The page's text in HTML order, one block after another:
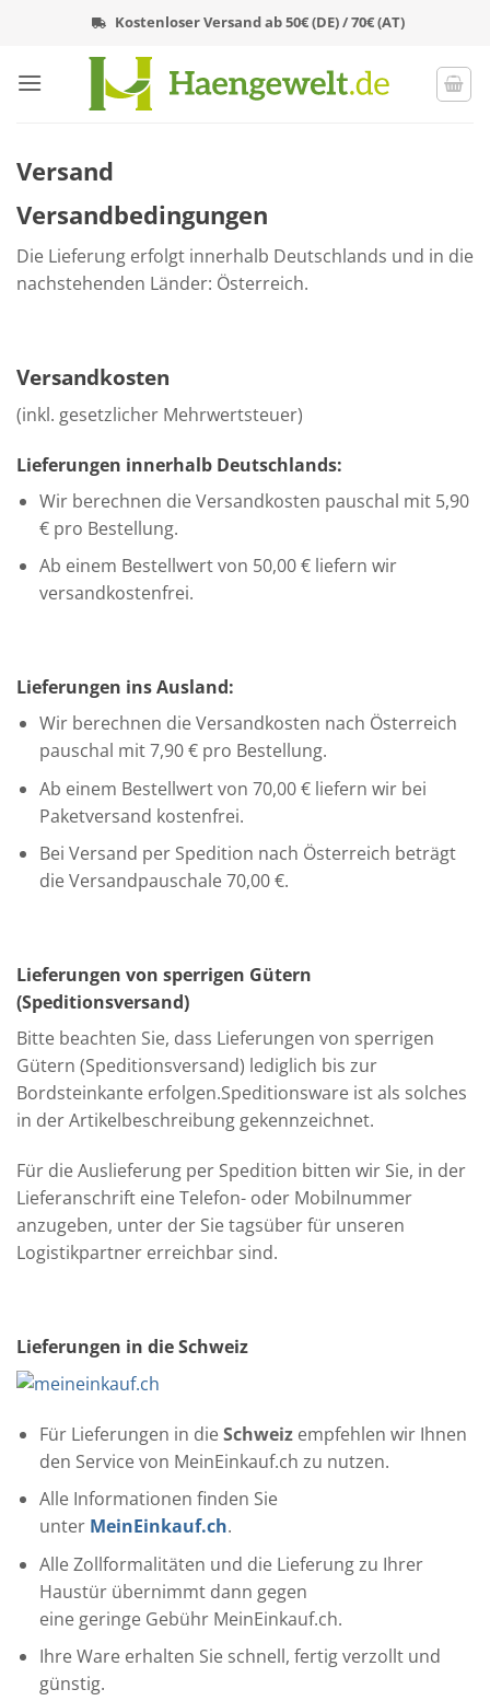
Kostenloser Versand ab 50€ (DE) / 70€ (AT)
Versand
Versandbedingungen
Die Lieferung erfolgt innerhalb Deutschlands und in die
nachstehenden Länder: Österreich.
Versandkosten
(inkl. gesetzlicher Mehrwertsteuer)
Lieferungen innerhalb Deutschlands:
Wir berechnen die Versandkosten pauschal mit 5,90
€ pro Bestellung.
Ab einem Bestellwert von 50,00 € liefern wir
versandkostenfrei.
Lieferungen ins Ausland:
Wir berechnen die Versandkosten nach Österreich
pauschal mit 7,90 € pro Bestellung.
Ab einem Bestellwert von 70,00 € liefern wir bei
Paketversand kostenfrei.
Bei Versand per Spedition nach Österreich beträgt
die Versandpauschale 70,00 €.
Lieferungen von sperrigen Gütern
(Speditionsversand)
Bitte beachten Sie, dass Lieferungen von sperrigen
Gütern (Speditionsversand) lediglich bis zur
Bordsteinkante erfolgen.Speditionsware ist als solches
in der Artikelbeschreibung gekennzeichnet.
Für die Auslieferung per Spedition bitten wir Sie, in der
Lieferanschrift eine Telefon- oder Mobilnummer
anzugeben, unter der Sie tagsüber für unseren
Logistikpartner erreichbar sind.
Lieferungen in die Schweiz
Für Lieferungen in dieSchweizempfehlen wir Ihnen
den Service von MeinEinkauf.ch zu nutzen.
Alle Informationen finden Sie
unter MeinEinkauf.ch.
Alle Zollformalitäten und die Lieferung zu Ihrer
Haustür übernimmt dann gegen
eine geringe Gebühr MeinEinkauf.ch.
Ihre Ware erhalten Sie schnell, fertig verzollt und
günstig.